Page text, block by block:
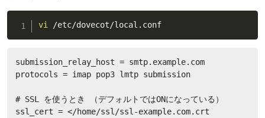
vi /etc/dovecot/local.conf
submission_relay_host = smtp.example.com
protocols = imap pop3 lmtp submission
# SSL を使うとき （デフォルトではONになっている）
ssl_cert = </home/ssl/ssl-example.com.crt